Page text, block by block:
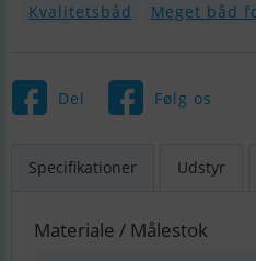
Kvalitetsbåd Meget båd
Del Følg os
Specifikationer Udstyr
Materiale / Målestok